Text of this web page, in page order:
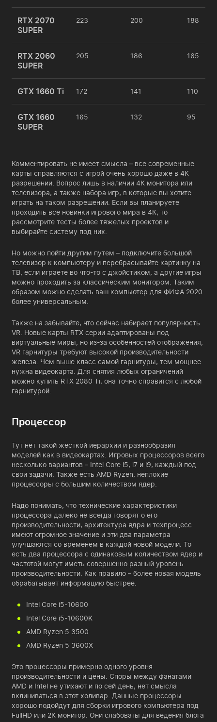
RTX 2070
SUPER
223 200 188
RTX 2060
SUPER
205 186 165
GTX 1660 Ti 172 141 110
GTX 1660
SUPER
165 132 95
Комментировать не имеет смысла – все современные
карты справляются с игрой очень хорошо даже в 4К
разрешении. Вопрос лишь в наличии 4К монитора или
телевизора, а также набора игр, в которые вы хотите
играть на таком разрешении. Если вы планируете
проходить все новинки игрового мира в 4К, то
рассмотрите тесты более тяжелых проектов и
выбирайте систему под них.
Но можно пойти другим путем – подключите большой
телевизор к компьютеру и перебрасывайте картинку на
ТВ, если играете во что-то с джойстиком, а другие игры
можно проходить за классическим монитором. Таким
образом можно сделать ваш компьютер для ФИФА 2020
более универсальным.
Также на забывайте, что сейчас набирает популярность
VR. Новые карты RTX серии адаптированы под
виртуальные миры, но из-за особенностей отображения,
VR гарнитуры требуют высокой производительности
железа. Чем выше класс самой гарнитуры, тем мощнее
нужна видеокарта. Для снятия любых ограничений
можно купить RTX 2080 Ti, она точно справится с любой
гарнитурой.
Процессор
Тут нет такой жесткой иерархии и разнообразия
моделей как в видеокартах. Игровых процессоров всего
несколько вариантов – Intel Core i5, i7 и i9, каждый под
свои задачи. Также есть AMD Ryzen, неплохие
процессоры с большим количеством ядер.
Надо понимать, что технические характеристики
процессора далеко не всегда говорят о его
производительности, архитектура ядра и техпроцесс
имеют огромное значение и эти два параметра
улучшаются со временем в каждой новой модели. То
есть два процессора с одинаковым количеством ядер и
частотой могут иметь совершенно разный уровень
производительности. Как правило – более новая модель
обрабатывает информацию быстрее.
Intel Core i5-10600
Intel Core i5-10600K
AMD Ryzen 5 3500
AMD Ryzen 5 3600X
Это процессоры примерно одного уровня
производительности и цены. Споры между фанатами
AMD и Intel не утихают и по сей день, нет смысла
вклиниваться в этот холивар. Данные процессоры
хорошо подойдут для сборки игрового компьютера под
FullHD или 2К монитор. Они слабоваты для ведения блога